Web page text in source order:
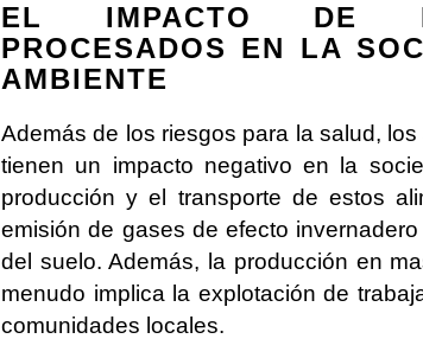
EL IMPACTO DE
PROCESADOS EN LA
AMBIENTE
Además de los riesgos para la salud,
tienen un impacto negativo en la
producción y el transporte de estos
emisión de gases de efecto
del suelo. Además, la producción en
menudo implica la explotación de
comunidades locales.